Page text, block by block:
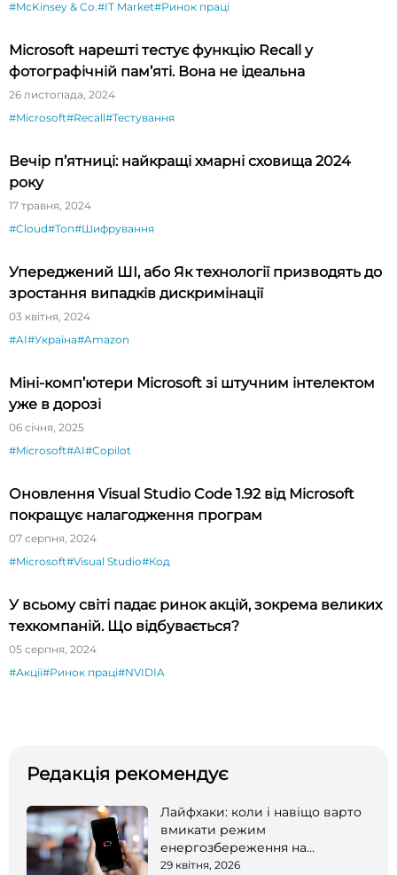
#McKinsey & Co.#IT Market#Ринок праці
Microsoft нарешті тестує функцію Recall у
фотографічній пам’яті. Вона не ідеальна
26 листопада, 2024
#Microsoft#Recall#Тестування
Вечір п’ятниці: найкращі хмарні сховища 2024
року
17 травня, 2024
#Cloud#Топ#Шифрування
Упереджений ШІ, або Як технології призводять до
зростання випадків дискримінації
03 квітня, 2024
#AI#Україна#Amazon
Міні-комп’ютери Microsoft зі штучним інтелектом
уже в дорозі
06 січня, 2025
#Microsoft#AI#Copilot
Оновлення Visual Studio Code 1.92 від Microsoft
покращує налагодження програм
07 серпня, 2024
#Microsoft#Visual Studio#Код
У всьому світі падає ринок акцій, зокрема великих
техкомпаній. Що відбувається?
05 серпня, 2024
#Акції#Ринок праці#NVIDIA
Редакція рекомендує
Лайфхаки: коли і навіщо варто
вмикати режим
енергозбереження на
смартфоні
29 квітня, 2026